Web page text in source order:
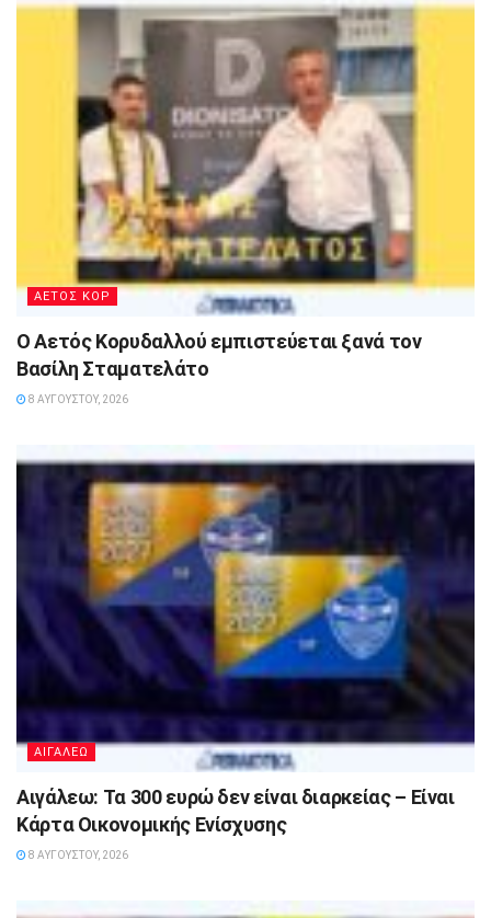
ΑΕΤΟΣ ΚΟΡ
Ο Αετός Κορυδαλλού εμπιστεύεται ξανά τον
Βασίλη Σταματελάτο
8 ΑΥΓΟΎΣΤΟΥ, 2026
ΑΙΓΑΛΕΩ
Αιγάλεω: Τα 300 ευρώ δεν είναι διαρκείας – Είναι
Κάρτα Οικονομικής Ενίσχυσης
8 ΑΥΓΟΎΣΤΟΥ, 2026